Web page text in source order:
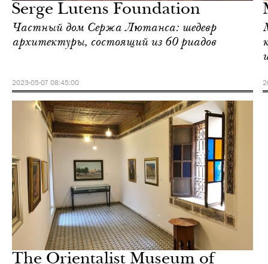
Serge Lutens Foundation
Частный дом Сержа Лютанса: шедевр
архитектуры, состоящий из 60 риадов
2023-05-07 08:45:00
The Orientalist Museum of